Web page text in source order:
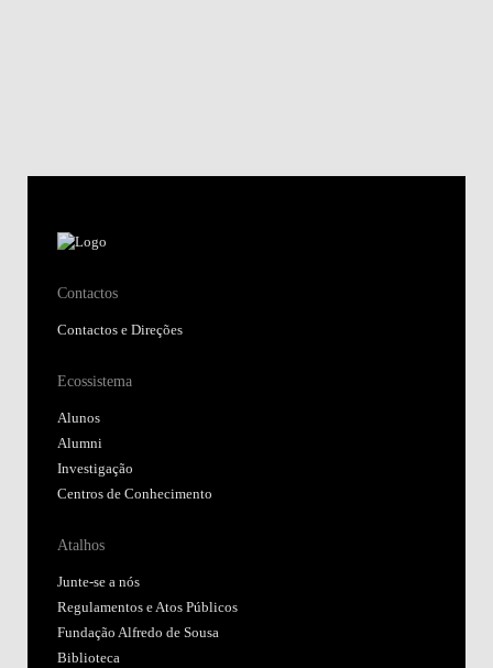
Contactos
Contactos e Direções
Ecossistema
Alunos
Alumni
Investigação
Centros de Conhecimento
Atalhos
Junte-se a nós
Regulamentos e Atos Públicos
Fundação Alfredo de Sousa
Biblioteca